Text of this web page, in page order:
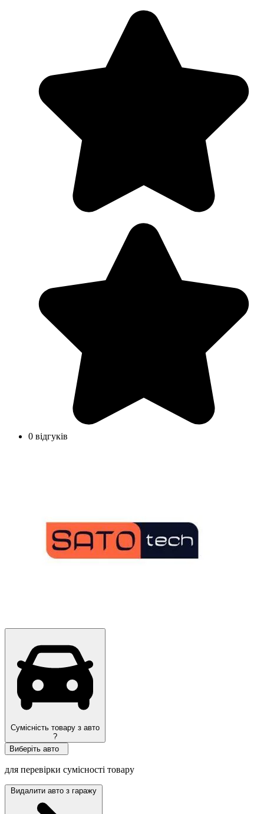
0 відгуків
Сумісність товару з авто
?
Виберіть авто
для перевірки сумісності товару
Видалити авто з гаражу